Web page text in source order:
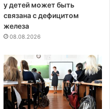
у детей может быть
связана с дефицитом
железа
08.08.2026